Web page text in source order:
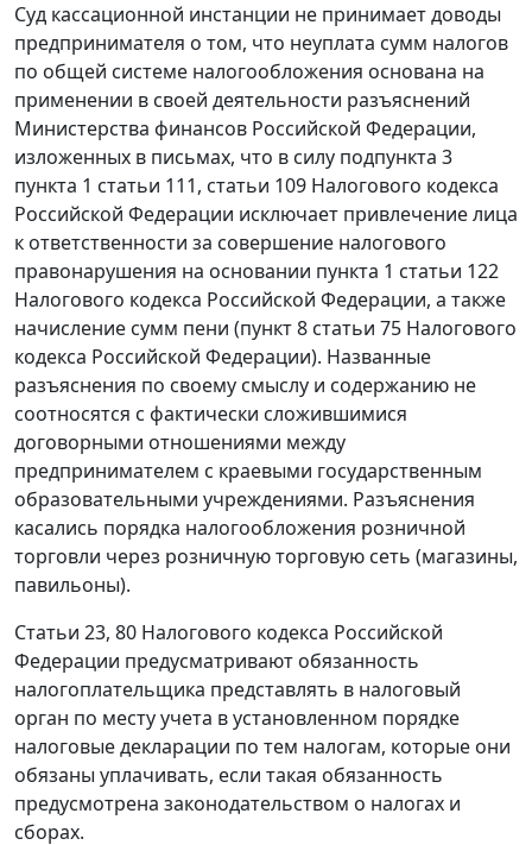
Суд кассационной инстанции не принимает доводы
предпринимателя о том, что неуплата сумм налогов
по общей системе налогообложения основана на
применении в своей деятельности разъяснений
Министерства финансов Российской Федерации,
изложенных в письмах, что в силу подпункта 3
пункта 1 статьи 111, статьи 109 Налогового кодекса
Российской Федерации исключает привлечение лица
к ответственности за совершение налогового
правонарушения на основании пункта 1 статьи 122
Налогового кодекса Российской Федерации, а также
начисление сумм пени (пункт 8 статьи 75 Налогового
кодекса Российской Федерации). Названные
разъяснения по своему смыслу и содержанию не
соотносятся с фактически сложившимися
договорными отношениями между
предпринимателем с краевыми государственным
образовательными учреждениями. Разъяснения
касались порядка налогообложения розничной
торговли через розничную торговую сеть (магазины,
павильоны).
Статьи 23, 80 Налогового кодекса Российской
Федерации предусматривают обязанность
налогоплательщика представлять в налоговый
орган по месту учета в установленном порядке
налоговые декларации по тем налогам, которые они
обязаны уплачивать, если такая обязанность
предусмотрена законодательством о налогах и
сборах.